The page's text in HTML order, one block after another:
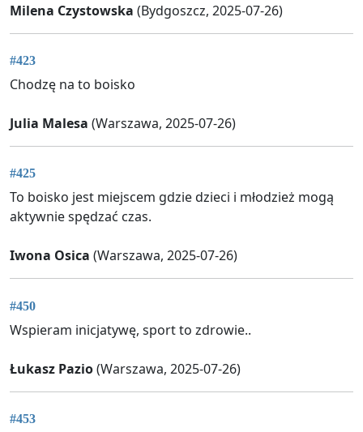
Milena Czystowska (Bydgoszcz, 2025-07-26)
#423
Chodzę na to boisko
Julia Malesa (Warszawa, 2025-07-26)
#425
To boisko jest miejscem gdzie dzieci i młodzież mogą
aktywnie spędzać czas.
Iwona Osica (Warszawa, 2025-07-26)
#450
Wspieram inicjatywę, sport to zdrowie..
Łukasz Pazio(Warszawa, 2025-07-26)
#453